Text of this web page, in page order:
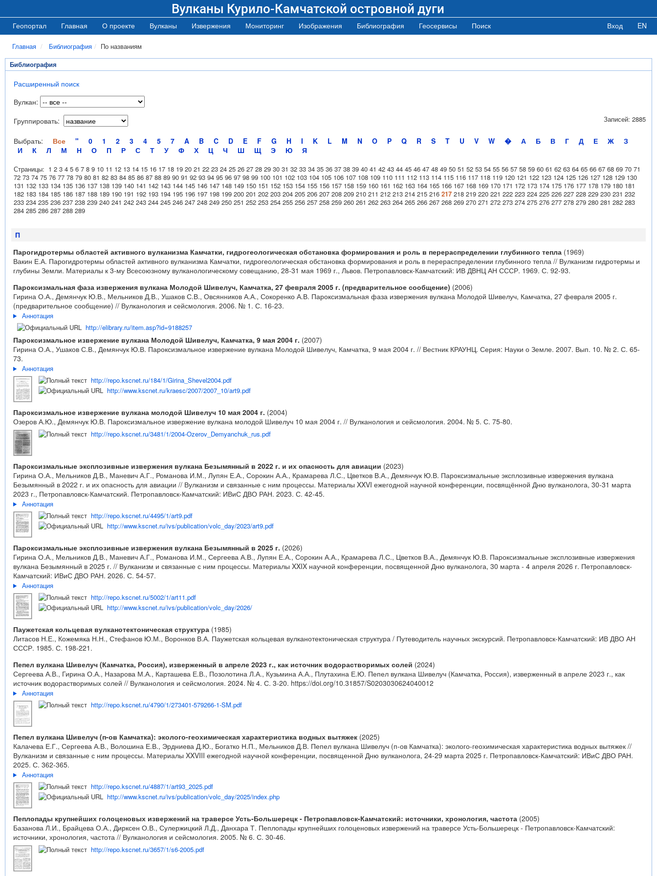
Вулканы Курило-Камчатской островной дуги
Геопортал Главная О проекте Вулканы Извержения Мониторинг Изображения Библиография Геосервисы Поиск Вход EN
Главная Библиография По названиям
Библиография
Расширенный поиск
Вулкан:
Группировать:
Выбрать: Все " 0 1 2 3 4 5 7 A B C D E F G H I K L M N O P Q R S T U V W � А Б В Г Д Е Ж
З
И
К Л М Н О П Р С Т У Ф Х Ц Ч Ш Щ Э Ю Я
Записей: 2885
Страницы: 1 2 3 4 5 6 7 8 9 10 11 12 13 14 15 16 17 18 19 20 21 22 23 24 25 26 27 28 29 30 31 32 33 34 35 36 37 38 39 40 41 42 43 44 45 46 47 48 49 50 51 52 53 54 55 56 57 58 59 60 61 62 63 64 65 66 67 68 69 70 71
72 73 74 75 76 77 78 79 80 81 82 83 84 85 86 87 88 89 90 91 92 93 94 95 96 97 98 99 100 101 102 103 104 105 106 107 108 109 110 111 112 113 114 115 116 117 118 119 120 121 122 123 124 125 126 127 128 129 130
131 132 133 134 135 136 137 138 139 140 141 142 143 144 145 146 147 148 149 150 151 152 153 154 155 156 157 158 159 160 161 162 163 164 165 166 167 168 169 170 171 172 173 174 175 176 177 178 179 180 181
182 183 184 185 186 187 188 189 190 191 192 193 194 195 196 197 198 199 200 201 202 203 204 205 206 207 208 209 210 211 212 213 214 215 216 217 218 219 220 221 222 223 224 225 226 227 228 229 230 231 232
233 234 235 236 237 238 239 240 241 242 243 244 245 246 247 248 249 250 251 252 253 254 255 256 257 258 259 260 261 262 263 264 265 266 267 268 269 270 271 272 273 274 275 276 277 278 279 280 281 282 283
284 285 286 287 288 289
П
Парогидротермы областей активного вулканизма Камчатки, гидрогеологическая обстановка формирования и роль в перераспределении глубинного тепла (1969)
Вакин Е.А. Парогидротермы областей активного вулканизма Камчатки, гидрогеологическая обстановка формирования и роль в перераспределении глубинного тепла // Вулканизм гидротермы и
глубины Земли. Материалы к 3-му Всесоюзному вулканологическому совещанию, 28-31 мая 1969 г., Львов. Петропавловск-Камчатский: ИВ ДВНЦ АН СССР. 1969. С. 92-93.
Пароксизмальная фаза извержения вулкана Молодой Шивелуч, Камчатка, 27 февраля 2005 г. (предварительное сообщение) (2006)
Гирина О.А., Демянчук Ю.В., Мельников Д.В., Ушаков С.В., Овсянников А.А., Сокоренко А.В. Пароксизмальная фаза извержения вулкана Молодой Шивелуч, Камчатка, 27 февраля 2005 г.
(предварительное сообщение) // Вулканология и сейсмология. 2006. № 1. С. 16-23.
Аннотация
http://elibrary.ru/item.asp?id=9188257
Пароксизмальное извержение вулкана Молодой Шивелуч, Камчатка, 9 мая 2004 г. (2007)
Гирина О.А., Ушаков С.В., Демянчук Ю.В. Пароксизмальное извержение вулкана Молодой Шивелуч, Камчатка, 9 мая 2004 г. // Вестник КРАУНЦ. Серия: Науки о Земле. 2007. Вып. 10. № 2. С. 65-
73.
Аннотация
http://repo.kscnet.ru/184/1/Girina_Shevel2004.pdf
http://www.kscnet.ru/kraesc/2007/2007_10/art9.pdf
Пароксизмальное извержение вулкана молодой Шивелуч 10 мая 2004 г. (2004)
Озеров А.Ю., Демянчук Ю.В. Пароксизмальное извержение вулкана молодой Шивелуч 10 мая 2004 г. // Вулканология и сейсмология. 2004. № 5. С. 75-80.
http://repo.kscnet.ru/3481/1/2004-Ozerov_Demyanchuk_rus.pdf
Пароксизмальные эксплозивные извержения вулкана Безымянный в 2022 г. и их опасность для авиации (2023)
Гирина О.А., Мельников Д.В., Маневич А.Г., Романова И.М., Лупян Е.А., Сорокин А.А., Крамарева Л.С., Цветков В.А., Демянчук Ю.В. Пароксизмальные эксплозивные извержения вулкана
Безымянный в 2022 г. и их опасность для авиации // Вулканизм и связанные с ним процессы. Материалы XXVI ежегодной научной конференции, посвящённой Дню вулканолога, 30-31 марта
2023 г., Петропавловск-Камчатский. Петропавловск-Камчатский: ИВиС ДВО РАН. 2023. С. 42-45.
Аннотация
http://repo.kscnet.ru/4495/1/art9.pdf
http://www.kscnet.ru/ivs/publication/volc_day/2023/art9.pdf
Пароксизмальные эксплозивные извержения вулкана Безымянный в 2025 г. (2026)
Гирина О.А., Мельников Д.В., Маневич А.Г., Романова И.М., Сергеева А.В., Лупян Е.А., Сорокин А.А., Крамарева Л.С., Цветков В.А., Демянчук Ю.В. Пароксизмальные эксплозивные извержения
вулкана Безымянный в 2025 г. // Вулканизм и связанные с ним процессы. Материалы XXIX научной конференции, посвященной Дню вулканолога, 30 марта - 4 апреля 2026 г. Петропавловск-
Камчатский: ИВиС ДВО РАН. 2026. С. 54-57.
Аннотация
http://repo.kscnet.ru/5002/1/art11.pdf
http://www.kscnet.ru/ivs/publication/volc_day/2026/
Паужетская кольцевая вулканотектоническая структура (1985)
Литасов Н.Е., Кожемяка Н.Н., Стефанов Ю.М., Воронков В.А. Паужетская кольцевая вулканотектоническая структура / Путеводитель научных экскурсий. Петропавловск-Камчатский: ИВ ДВО АН
СССР. 1985. С. 198-221.
Пепел вулкана Шивелуч (Камчатка, Россия), изверженный в апреле 2023 г., как источник водорастворимых солей (2024)
Сергеева А.В., Гирина О.А., Назарова М.А., Карташева Е.В., Позолотина Л.А., Кузьмина А.А., Плутахина Е.Ю. Пепел вулкана Шивелуч (Камчатка, Россия), изверженный в апреле 2023 г., как
источник водорастворимых солей // Вулканология и сейсмология. 2024. № 4. С. 3-20. https://doi.org/10.31857/S0203030624040012
Аннотация
http://repo.kscnet.ru/4790/1/273401-579266-1-SM.pdf
Пепел вулкана Шивелуч (п-ов Камчатка): эколого-геохимическая характеристика водных вытяжек (2025)
Калачева Е.Г., Сергеева А.В., Волошина Е.В., Эрдниева Д.Ю., Богатко Н.П., Мельников Д.В. Пепел вулкана Шивелуч (п-ов Камчатка): эколого-геохимическая характеристика водных вытяжек //
Вулканизм и связанные с ним процессы. Материалы XXVIII ежегодной научной конференции, посвященной Дню вулканолога, 24-29 марта 2025 г. Петропавловск-Камчатский: ИВиС ДВО РАН.
2025. С. 362-365.
Аннотация
http://repo.kscnet.ru/4887/1/art93_2025.pdf
http://www.kscnet.ru/ivs/publication/volc_day/2025/index.php
Пеплопады крупнейших голоценовых извержений на траверсе Усть-Большерецк - Петропавловск-Камчатский: источники, хронология, частота (2005)
Базанова Л.И., Брайцева О.А., Дирксен О.В., Сулержицкий Л.Д., Данхара Т. Пеплопады крупнейших голоценовых извержений на траверсе Усть-Большерецк - Петропавловск-Камчатский:
источники, хронология, частота // Вулканология и сейсмология. 2005. № 6. С. 30-46.
http://repo.kscnet.ru/3657/1/s6-2005.pdf